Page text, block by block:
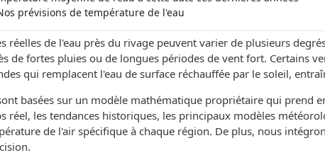
prévisions de température de l'eau
réelles de l'eau près du rivage peuvent varier de plusieurs
de fortes pluies ou de longues périodes de vent fort. Certains
qui remplacent l'eau de surface réchauffée par le soleil,
basées sur un modèle mathématique propriétaire qui prend
réel, les tendances historiques, les principaux modèles
de l'air spécifique à chaque région. De plus, nous